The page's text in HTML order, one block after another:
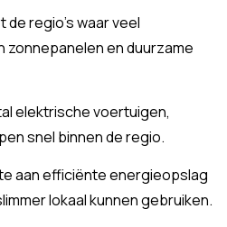
regio’s waar veel
zonnepanelen en duurzame
elektrische voertuigen,
snel binnen de regio.
aan efficiënte energieopslag
lokaal kunnen gebruiken.